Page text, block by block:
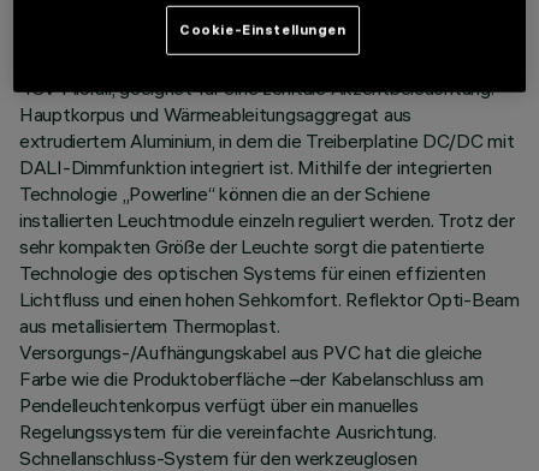
Miniaturisierte Pendelleuchte mit LED-Lichtquelle, komplett
mit Adapter für die Installation an Niedervolt-Stromschiene
48V Filorail, geeignet für eine zenitale Akzentbeleuchtung.
Hauptkorpus und Wärmeableitungsaggregat aus
extrudiertem Aluminium, in dem die Treiberplatine DC/DC mit
DALI-Dimmfunktion integriert ist. Mithilfe der integrierten
Technologie „Powerline“ können die an der Schiene
installierten Leuchtmodule einzeln reguliert werden. Trotz der
sehr kompakten Größe der Leuchte sorgt die patentierte
Technologie des optischen Systems für einen effizienten
Lichtfluss und einen hohen Sehkomfort. Reflektor Opti-Beam
aus metallisiertem Thermoplast.
Versorgungs-/Aufhängungskabel aus PVC hat die gleiche
Farbe wie die Produktoberfläche –der Kabelanschluss am
Pendelleuchtenkorpus verfügt über ein manuelles
Regelungssystem für die vereinfachte Ausrichtung.
Schnellanschluss-System für den werkzeuglosen
Cookie-Einstellungen